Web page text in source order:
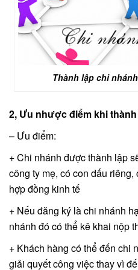
Thành lập chi
2, Ưu nhược điểm khi
– Ưu điểm:
+ Chi nhánh được thành lập
công ty mẹ, có con dấu
hợp đồng kinh tế
+ Nếu đăng ký là chi nhánh
nhánh đó có thể kê khai nộp
+ Khách hàng có thể đến chi
giải quyết công việc thay vì